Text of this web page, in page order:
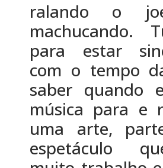
ralando o
machucando.
para estar
com o tempo
saber quando
música para e
uma arte,
espetáculo